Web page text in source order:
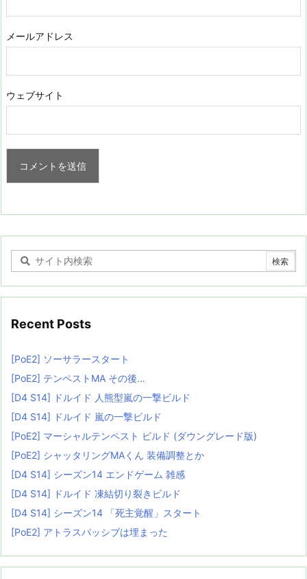
メールアドレス
ウェブサイト
Recent Posts
[PoE2] ソーサラースタート
[PoE2] テンペストMA その後…
[D4 S14] ドルイド 人熊型嵐の一撃ビルド
[D4 S14] ドルイド 嵐の一撃ビルド
[PoE2] マーシャルテンペスト ビルド (ダウングレード版)
[PoE2] シャッタリングMAくん 装備調整とか
[D4 S14] シーズン14 エンドゲーム 雑感
[D4 S14] ドルイド 凍結切り裂きビルド
[D4 S14] シーズン14 「死主覚醒」スタート
[PoE2] アトラスパッシブは埋まった